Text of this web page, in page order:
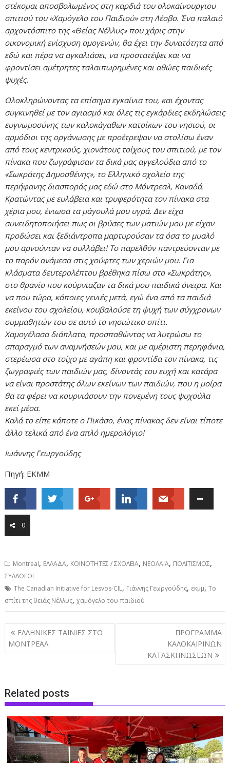
στέκομαι αποσβολωμένος στη καρδιά του ολοκαίνουργιου
σπιτιού του «Χαμόγελο του Παιδιού» στη Λέσβο. Ένα παλαιό
αρχοντόσπιτο της «Θείας Νέλλυς» που χάρις στην
οικονομική ενίσχυση ομογενών, θα έχει την δυνατότητα από
εδώ και πέρα να αγκαλιάσει, να προστατέψει και να
φροντίσει αμέτρητες ταλαιπωρημένες και αθώες παιδικές
ψυχές.
Ολοκληρώνοντας τα επίσημα εγκαίνια του, και έχοντας
συγκινηθεί με τον αγιασμό και όλες τις εγκάρδιες εκδηλώσεις
ευγνωμοσύνης των καλοκάγαθων κατοίκων του νησιού, οι
αρμόδιοι της οργάνωσης με προέτρεψαν να στολίσω έναν
από τους κεντρικούς, χιονάτους τοίχους του σπιτιού, με τον
πίνακα που ζωγράφισαν τα δικά μας αγγελούδια από το
«Σωκράτης Δημοσθένης», το Ελληνικό σχολείο της
περήφανης διασποράς μας εδώ στο Μόντρεαλ, Καναδά.
Κρατώντας με ευλάβεια και τρυφερότητα τον πίνακα στα
χέρια μου, ένιωσα τα μάγουλά μου υγρά. Δεν είχα
συνειδητοποιήσει πως οι βρύσες των ματιών μου με είχαν
προδώσει και ξεδιάντροπα μαρτυρούσαν τα όσα το μυαλό
μου αρνούνταν να συλλάβει! Το παρελθόν παντρεύονταν με
το παρόν ανάμεσα στις χούφτες των χεριών μου. Για
κλάσματα δευτερολέπτου βρέθηκα πίσω στο «Σωκράτης»,
στο θρανίο που κούρνιαζαν τα δικά μου παιδικά όνειρα. Και
να που τώρα, κάποιες γενιές μετά, εγώ ένα από τα παιδιά
εκείνου του σχολείου, κουβαλούσε τη ψυχή των σύγχρονων
συμμαθητών του σε αυτό το νησιώτικο σπίτι.
Χαμογέλασα διάπλατα, προσπαθώντας να λυτρώσω το
σπαραγμό των αναμνήσεών μου, και με αμέριστη περηφάνια,
στερέωσα στο τοίχο με αγάπη και φροντίδα τον πίνακα, τις
ζωγραφιές των παιδιών μας, δίνοντάς του ευχή και κατάρα
να είναι προστάτης όλων εκείνων των παιδιών, που η μοίρα
θα τα φέρει να κουρνιάσουν την πονεμένη τους ψυχούλα
εκεί μέσα.
Καλά το είπε κάποτε ο Πικάσο, ένας πίνακας δεν είναι τίποτε
άλλο τελικά από ένα απλό ημερολόγιο!
Ιωάννης Γεωργούδης
Πηγή: ΕΚΜΜ
0
Montreal, ΕΛΛΑΔΑ, ΚΟΙΝΟΤΗΤΕΣ / ΣΧΟΛΕΙΑ, ΝΕΟΛΑΙΑ, ΠΟΛΙΤΙΣΜΟΣ,
ΣΥΛΛΟΓΟΙ
The Canadian Initiative for Lesvos-CIL, Γιάννης Γεωργούδης, εκμμ,Το
σπίτι της θειάς Νέλλυς,χαμόγελο του παιδιού
Post
navigation
ΕΛΛΗΝΙΚΕΣ ΤΑΙΝΙΕΣ ΣΤΟ
ΜΟΝΤΡΕΑΛ
ΠΡΟΓΡΑΜΜΑ
ΚΑΛΟΚΑΙΡΙΝΩΝ
ΚΑΤΑΣΚΗΝΩΣΕΩΝ
Related posts